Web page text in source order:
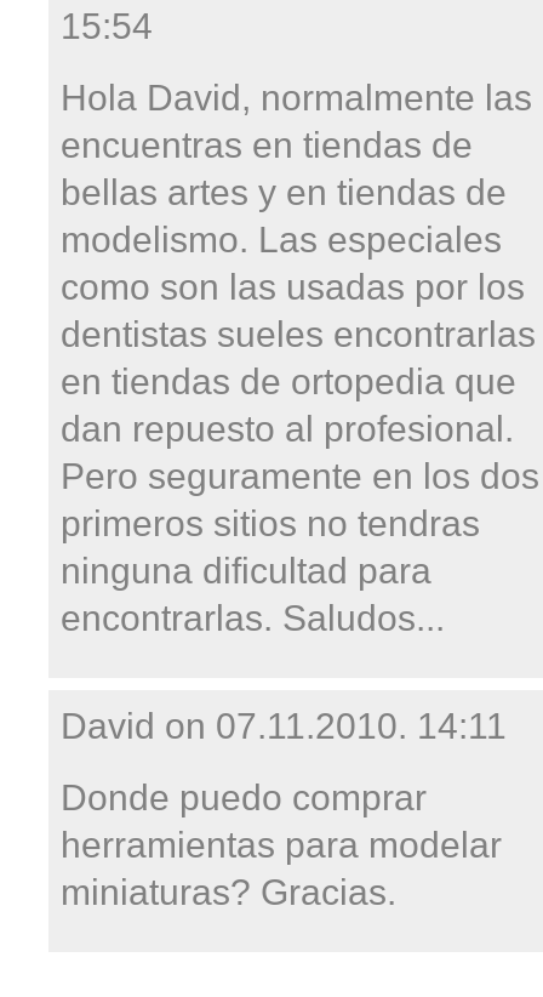
15:54
Hola David, normalmente las
encuentras en tiendas de
bellas artes y en tiendas de
modelismo. Las especiales
como son las usadas por los
dentistas sueles encontrarlas
en tiendas de ortopedia que
dan repuesto al profesional.
Pero seguramente en los dos
primeros sitios no tendras
ninguna dificultad para
encontrarlas. Saludos...
David on 07.11.2010. 14:11
Donde puedo comprar
herramientas para modelar
miniaturas? Gracias.